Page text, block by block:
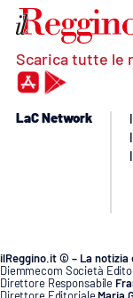
Scarica tutte le
LaC Network
ilReggino.it © – La notizia
Diemmecom Società
Direttore Responsabile
Direttore Editoriale Maria